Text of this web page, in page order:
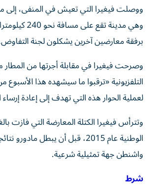
ووصلت فيغيرا التي تعيش في المنفى، إلى
وهي مدينة تقع
برفقة معارضين آخرين يشكلون لجنة
وصرحت فيغيرا في مقابلة أجرتها من المطار
التلفزيونية «ترقبوا ما سيشهده هذا
لعملية الحوار هذه التي تهدف إلى إعادة
وتترأس فيغيرا الكتلة المعارضة التي فازت
الوطنية عام 2015، قبل أن يبطل
واشنطن جهة تمثيلية شرعية.
شرط